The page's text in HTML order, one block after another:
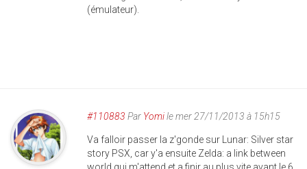
(émulateur).
#110883 Par Yomile mer 27/11/2013 à 15h15
Va falloir passer la z'gonde sur Lunar: Silver star
story PSX, car y'a ensuite Zelda: a link between